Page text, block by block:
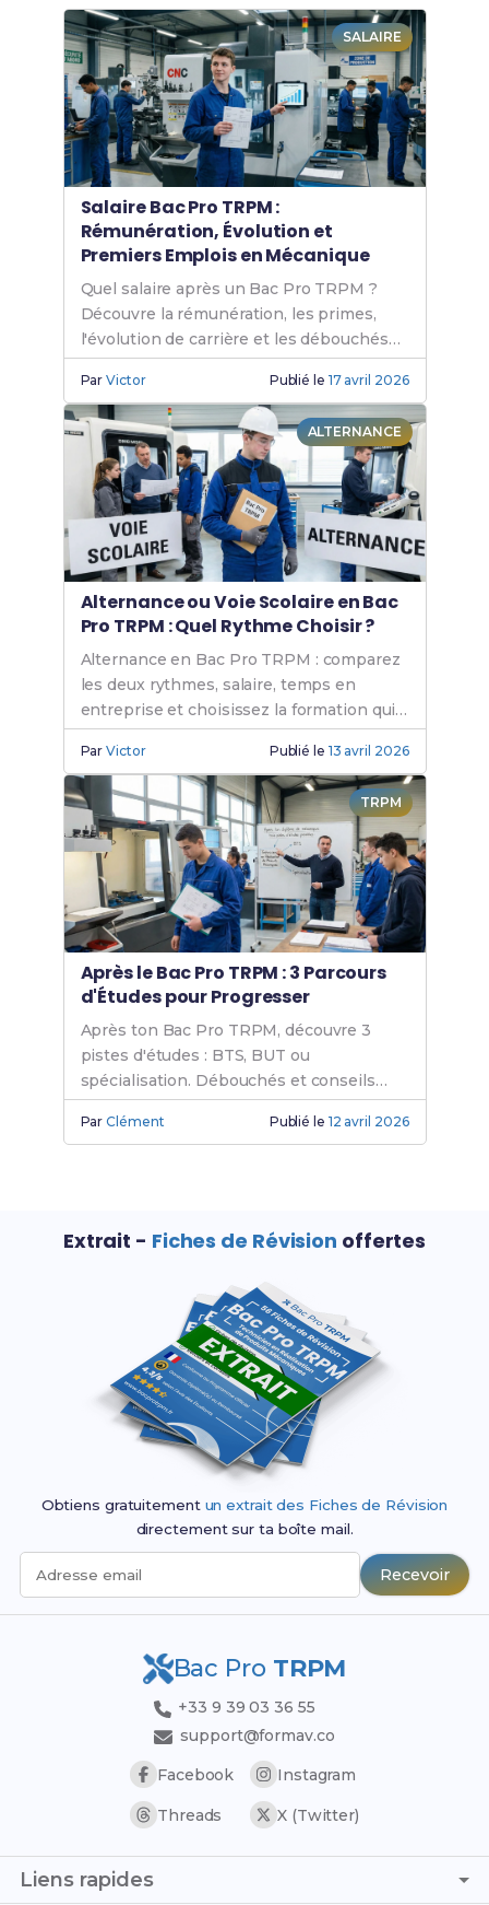
SALAIRE
Salaire Bac Pro TRPM :
Rémunération, Évolution et
Premiers Emplois en Mécanique
Quel salaire après un Bac Pro TRPM ?
Découvre la rémunération, les primes,
l'évolution de carrière et les débouchés
en mécanique industrielle.
ParVictor Publié le 17 avril 2026
ALTERNANCE
Alternance ou Voie Scolaire en Bac
Pro TRPM : Quel Rythme Choisir ?
Alternance en Bac Pro TRPM : comparez
les deux rythmes, salaire, temps en
entreprise et choisissez la formation qui
vous convient.
ParVictor Publié le 13 avril 2026
TRPM
Après le Bac Pro TRPM : 3 Parcours
d'Études pour Progresser
Après ton Bac Pro TRPM, découvre 3
pistes d'études : BTS, BUT ou
spécialisation. Débouchés et conseils
Parcoursup.
ParClément Publié le 12 avril 2026
Extrait - Fiches de Révision offertes
Obtiens gratuitement un extrait des Fiches de Révision
directement sur ta boîte mail.
Adresse email Recevoir
Bac Pro TRPM
+33 9 39 03 36 55
support@formav.co
Facebook
Instagram
Threads X (Twitter)
Liens rapides